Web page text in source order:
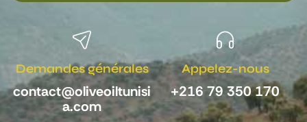
Demandes générales
contact@oliveoiltunisi
a.com
Appelez-nous
+216 79 350 170